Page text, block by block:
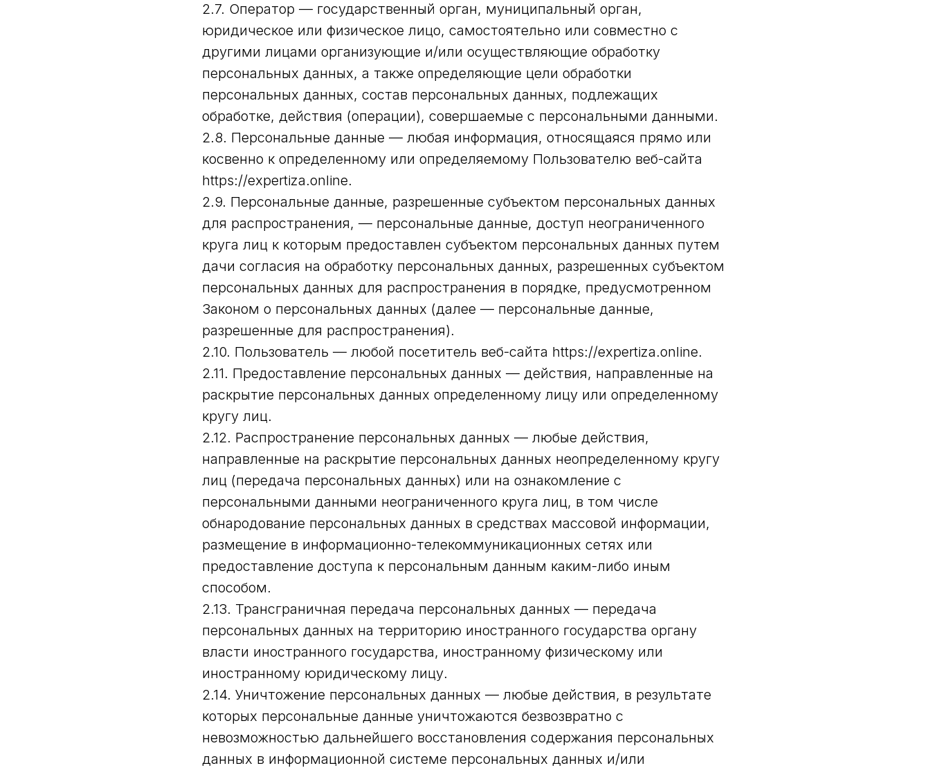
2.7. Оператор — государственный орган, муниципальный орган,
юридическое или физическое лицо, самостоятельно или совместно с
другими лицами организующие и/или осуществляющие обработку
персональных данных, а также определяющие цели обработки
персональных данных, состав персональных данных, подлежащих
обработке, действия (операции), совершаемые с персональными данными.
2.8. Персональные данные — любая информация, относящаяся прямо или
косвенно к определенному или определяемому Пользователю веб-сайта
https://expertiza.online.
2.9. Персональные данные, разрешенные субъектом персональных данных
для распространения, — персональные данные, доступ неограниченного
круга лиц к которым предоставлен субъектом персональных данных путем
дачи согласия на обработку персональных данных, разрешенных субъектом
персональных данных для распространения в порядке, предусмотренном
Законом о персональных данных (далее — персональные данные,
разрешенные для распространения).
2.10. Пользователь — любой посетитель веб-сайта https://expertiza.online.
2.11. Предоставление персональных данных — действия, направленные на
раскрытие персональных данных определенному лицу или определенному
кругу лиц.
2.12. Распространение персональных данных — любые действия,
направленные на раскрытие персональных данных неопределенному кругу
лиц (передача персональных данных) или на ознакомление с
персональными данными неограниченного круга лиц, в том числе
обнародование персональных данных в средствах массовой информации,
размещение в информационно-телекоммуникационных сетях или
предоставление доступа к персональным данным каким-либо иным
способом.
2.13. Трансграничная передача персональных данных — передача
персональных данных на территорию иностранного государства органу
власти иностранного государства, иностранному физическому или
иностранному юридическому лицу.
2.14. Уничтожение персональных данных — любые действия, в результате
которых персональные данные уничтожаются безвозвратно с
невозможностью дальнейшего восстановления содержания персональных
данных в информационной системе персональных данных и/или